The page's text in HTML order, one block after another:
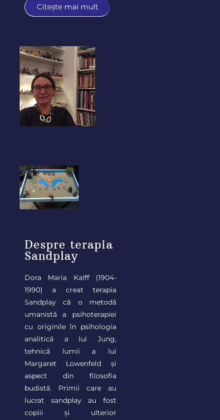
Citește mai mult
Despre terapia
Sandplay
Dora Maria Kalff (1904-
1990) a creat terapia
Sandplay că o metodă
umanistă a psihoterapiei
cu originile în psihologia
analitică a lui Jung,
tehnică lumii a lui
Margaret Lowenfeld și
aspect din filosofia
budistă. Primii care au
lucrat sandplay au fost
copiii și ulterior